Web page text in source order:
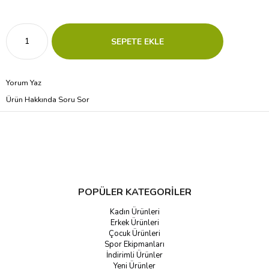
Yorum Yaz
Ürün Hakkında Soru Sor
POPÜLER KATEGORİLER
Kadın Ürünleri
Erkek Ürünleri
Çocuk Ürünleri
Spor Ekipmanları
İndirimli Ürünler
Yeni Ürünler